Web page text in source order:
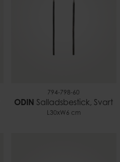
794-798-60
ODIN Salladsbestick, Svart
L30xW6 cm